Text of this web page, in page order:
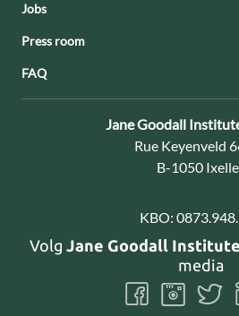
Jobs
Press room
FAQ
Contact:
Jane Goodall
Adres:
Rue Keyenveld
B-1050
KBO:
Volg Jane Goodall
media
Volg
ons
Volg
ons